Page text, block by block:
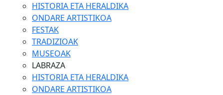
HISTORIA ETA HERALDIKA
ONDARE ARTISTIKOA
FESTAK
TRADIZIOAK
MUSEOAK
LABRAZA
HISTORIA ETA HERALDIKA
ONDARE ARTISTIKOA